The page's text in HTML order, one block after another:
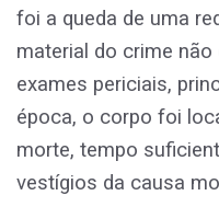
foi a queda de uma
material do crime
exames periciais,
época, o corpo foi
morte, tempo
vestígios da causa